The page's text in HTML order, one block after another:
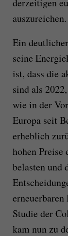
auszureichen.
Ein
seine
ist, dass die
sind als
wie in der
Europa seit
erheblich
hohen
belasten und
Studie der
kam nun zu